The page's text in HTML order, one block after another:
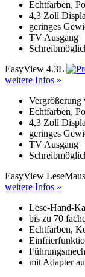
Echtfarben,
4,3 Zoll
geringes
TV Ausgang
EasyView 4.3L
weitere Infos »
Vergrößerung
Echtfarben,
4,3 Zoll
geringes
TV Ausgang
EasyView
weitere Infos »
Lese-Hand-
bis zu 70
Echtfarben,
mit Adapter